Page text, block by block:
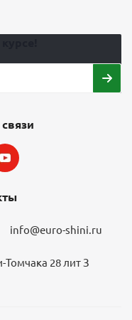
info@euro-shini.ru
Томчака 28 лит З